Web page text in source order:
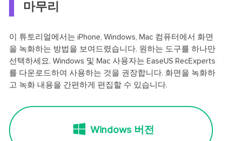
마무리
이 튜토리얼에서는 iPhone, Windows, Mac 컴퓨터에서 화면
을 녹화하는 방법을 보여드렸습니다. 원하는 도구를 하나만
선택하세요. Windows 및 Mac 사용자는 EaseUS RecExperts
를 다운로드하여 사용하는 것을 권장합니다. 화면을 녹화하
고 녹화 내용을 간편하게 편집할 수 있습니다.
Windows 버전